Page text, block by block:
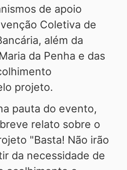
de apoio
Coletiva de
além da
da Penha e das
projeto.
pauta do evento,
relato sobre o
"Basta! Não irão
da necessidade de